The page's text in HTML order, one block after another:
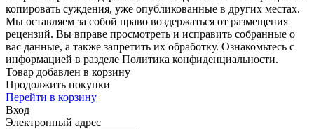
копировать суждения, уже опубликованные в других местах.
Мы оставляем за собой право воздержаться от размещения
рецензий. Вы вправе просмотреть и исправить собранные о
вас данные, а также запретить их обработку. Ознакомьтесь с
информацией в разделе Политика конфиденциальности.
Товар добавлен в корзину
Продолжить покупки
Перейти в корзину
Вход
Электронный адрес